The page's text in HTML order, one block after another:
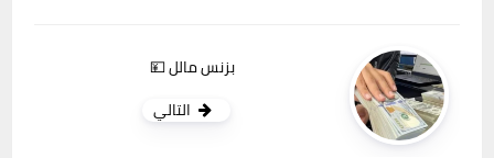
بزنس مالل 💴
التالي